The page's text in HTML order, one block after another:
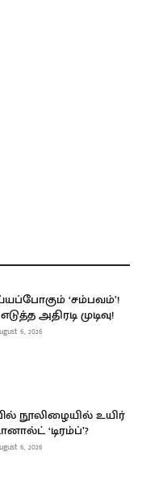
‘சம்பவம்’!
அதிரடி முடிவு!
6, 2026
நூலிழையில் உயிர்
‘டிரம்ப்’?
6, 2026